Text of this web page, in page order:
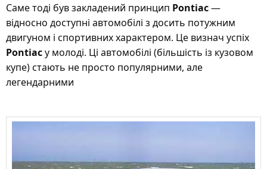
Саме тоді був закладений принцип Pontiac—
відносно доступні автомобілі з досить потужним
двигуном і спортивних характером. Це визнач успіх
Pontiacу молоді. Ці автомобілі (більшість із кузовом
купе) стають не просто популярними, але
легендарними